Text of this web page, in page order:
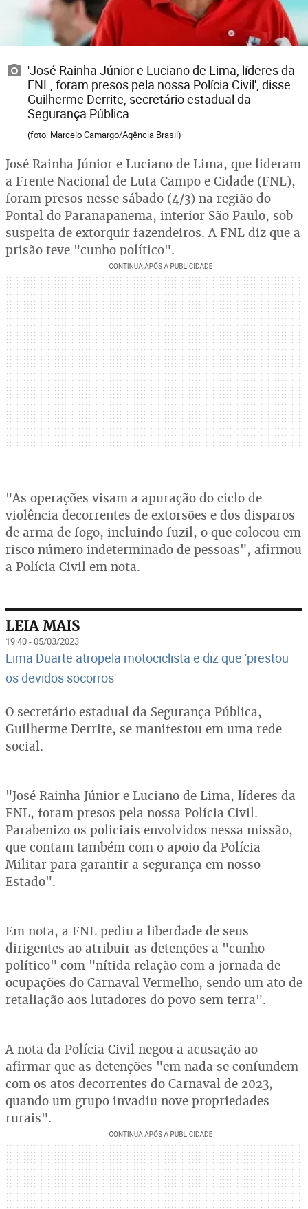
'José Rainha Júnior e Luciano de Lima, líderes da
FNL, foram presos pela nossa Polícia Civil', disse
Guilherme Derrite, secretário estadual da
Segurança Pública
(foto: Marcelo Camargo/Agência Brasil)
José Rainha Júnior e Luciano de Lima, que lideram
a Frente Nacional de Luta Campo e Cidade (FNL),
foram presos nesse sábado (4/3) na região do
Pontal do Paranapanema, interior São Paulo, sob
suspeita de extorquir fazendeiros. A FNL diz que a
prisão teve "cunho político".
"As operações visam a apuração do ciclo de
violência decorrentes de extorsões e dos disparos
de arma de fogo, incluindo fuzil, o que colocou em
risco número indeterminado de pessoas", afirmou
a Polícia Civil em nota.
LEIA MAIS
19:40 - 05/03/2023
Lima Duarte atropela motociclista e diz que 'prestou
os devidos socorros'
O secretário estadual da Segurança Pública,
Guilherme Derrite, se manifestou em uma rede
social.
"José Rainha Júnior e Luciano de Lima, líderes da
FNL, foram presos pela nossa Polícia Civil.
Parabenizo os policiais envolvidos nessa missão,
que contam também com o apoio da Polícia
Militar para garantir a segurança em nosso
Estado".
Em nota, a FNL pediu a liberdade de seus
dirigentes ao atribuir as detenções a "cunho
político" com "nítida relação com a jornada de
ocupações do Carnaval Vermelho, sendo um ato de
retaliação aos lutadores do povo sem terra".
A nota da Polícia Civil negou a acusação ao
afirmar que as detenções "em nada se confundem
com os atos decorrentes do Carnaval de 2023,
quando um grupo invadiu nove propriedades
rurais".